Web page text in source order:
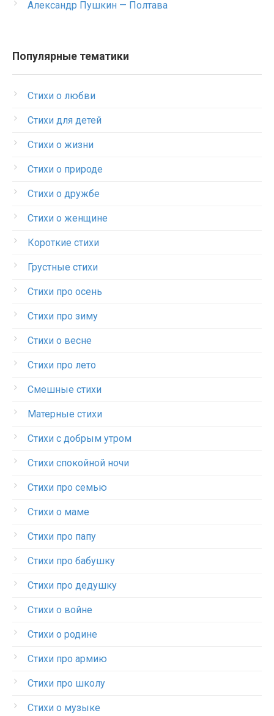
Александр Пушкин — Полтава
Популярные тематики
Стихи о любви
Стихи для детей
Стихи о жизни
Стихи о природе
Стихи о дружбе
Стихи о женщине
Короткие стихи
Грустные стихи
Стихи про осень
Стихи про зиму
Стихи о весне
Стихи про лето
Смешные стихи
Матерные стихи
Стихи с добрым утром
Стихи спокойной ночи
Стихи про семью
Стихи о маме
Стихи про папу
Стихи про бабушку
Стихи про дедушку
Стихи о войне
Стихи о родине
Стихи про армию
Стихи про школу
Стихи о музыке